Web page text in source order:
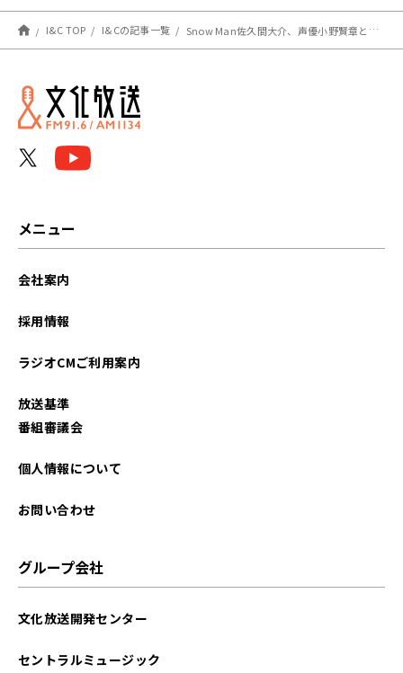
でした」
I&C TOP I&Cの記事一覧 Snow Man佐久間大介、声優小野賢章と岡本信彦と食事会！「結構お芝居の真剣な話とかをノブくんと賢章くんと3人でして」
メニュー
会社案内
採用情報
ラジオCMご利用案内
放送基準
番組審議会
個人情報について
お問い合わせ
グループ会社
文化放送開発センター
セントラルミュージック